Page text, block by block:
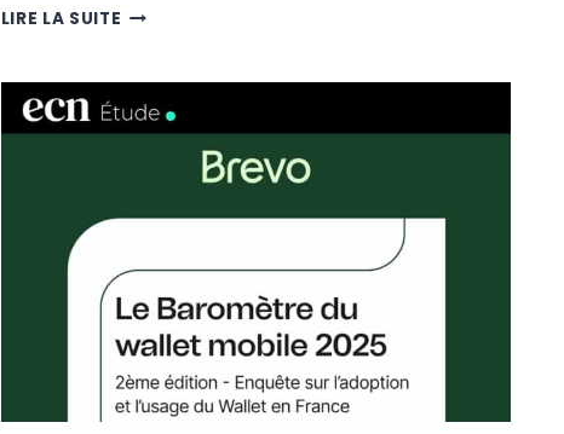
LIRE LA SUITE FLOA
&
PAY,
UNE
APPLICATION
COMBINE
ET
PAIEMENT